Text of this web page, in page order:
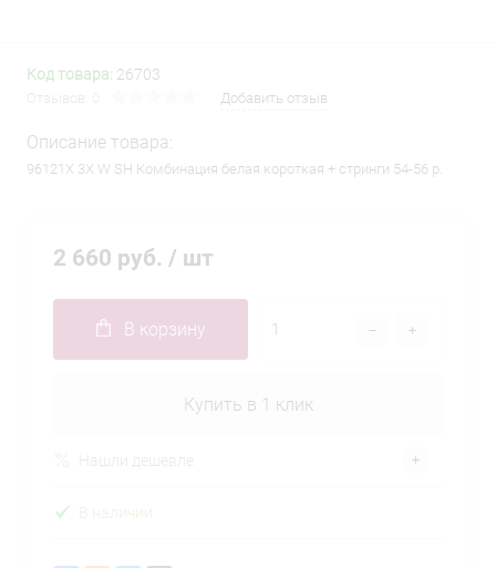
Код товара: 26703
Добавить отзыв
Описание товара:
96121X 3X W SH Комбинация белая короткая + стринги 54-56 р.
2 660 руб. / шт
В корзину
Купить в 1 клик
В наличии